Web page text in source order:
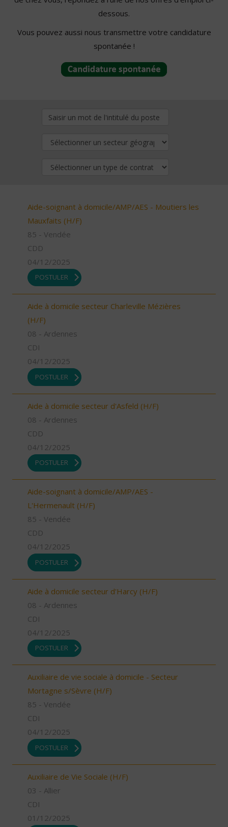
dessous.
Vous pouvez aussi nous transmettre votre candidature
spontanée !
Aide-soignant à domicile/AMP/AES - Moutiers les
Mauxfaits (H/F)
85 - Vendée
CDD
04/12/2025
POSTULER
Aide à domicile secteur Charleville Mézières
(H/F)
08 - Ardennes
CDI
04/12/2025
POSTULER
Aide à domicile secteur d'Asfeld (H/F)
08 - Ardennes
CDD
04/12/2025
POSTULER
Aide-soignant à domicile/AMP/AES -
L'Hermenault (H/F)
85 - Vendée
CDD
04/12/2025
POSTULER
Aide à domicile secteur d'Harcy (H/F)
08 - Ardennes
CDI
04/12/2025
POSTULER
Auxiliaire de vie sociale à domicile - Secteur
Mortagne s/Sèvre (H/F)
85 - Vendée
CDI
04/12/2025
POSTULER
Auxiliaire de Vie Sociale (H/F)
03 - Allier
CDI
01/12/2025